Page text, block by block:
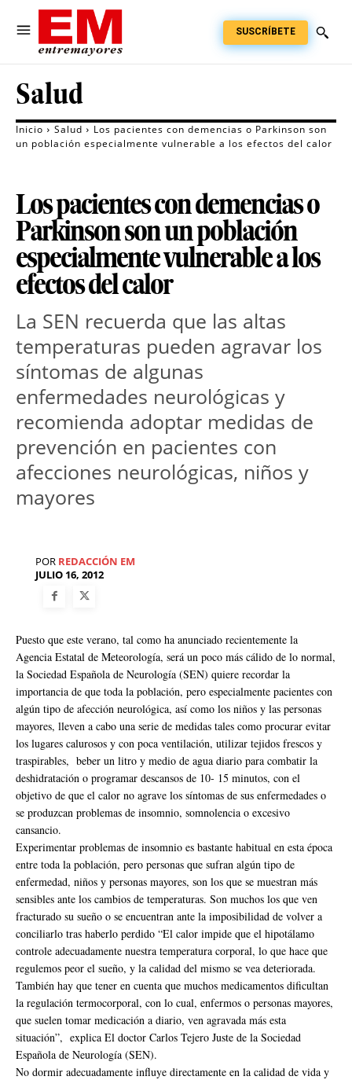
SUSCRÍBETE
Salud
Inicio Salud
Los pacientes con demencias o Parkinson son
un población especialmente vulnerable a los efectos del calor
Los pacientes con demencias o
Parkinson son un población
especialmente vulnerable a los
efectos del calor
La SEN recuerda que las altas
temperaturas pueden agravar los
síntomas de algunas
enfermedades neurológicas y
recomienda adoptar medidas de
prevención en pacientes con
afecciones neurológicas, niños y
mayores
POR REDACCIÓN EM
JULIO 16, 2012
Puesto que este verano, tal como ha anunciado recientemente la
Agencia Estatal de Meteorología, será un poco más cálido de lo normal,
la Sociedad Española de Neurología (SEN) quiere recordar la
importancia de que toda la población, pero especialmente pacientes con
algún tipo de afección neurológica, así como los niños y las personas
mayores, lleven a cabo una serie de medidas tales como procurar evitar
los lugares calurosos y con poca ventilación, utilizar tejidos frescos y
traspirables, beber un litro y medio de agua diario para combatir la
deshidratación o programar descansos de 10- 15 minutos, con el
objetivo de que el calor no agrave los síntomas de sus enfermedades o
se produzcan problemas de insomnio, somnolencia o excesivo
cansancio.
Experimentar problemas de insomnio es bastante habitual en esta época
entre toda la población, pero personas que sufran algún tipo de
enfermedad, niños y personas mayores, son los que se muestran más
sensibles ante los cambios de temperaturas. Son muchos los que ven
fracturado su sueño o se encuentran ante la imposibilidad de volver a
conciliarlo tras haberlo perdido “El calor impide que el hipotálamo
controle adecuadamente nuestra temperatura corporal, lo que hace que
regulemos peor el sueño, y la calidad del mismo se vea deteriorada.
También hay que tener en cuenta que muchos medicamentos dificultan
la regulación termocorporal, con lo cual, enfermos o personas mayores,
que suelen tomar medicación a diario, ven agravada más esta
situación”, explica El doctor Carlos Tejero Juste de la Sociedad
Española de Neurología (SEN).
No dormir adecuadamente influye directamente en la calidad de vida y